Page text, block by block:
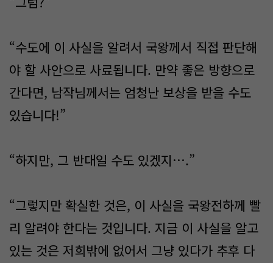
“수도에 이 사실을 알려서 국왕께서 직접 판단해
야 할 사안으로 사료됩니다. 만약 좋은 방향으로
간다면, 남작님께서는 엄청난 보상을 받을 수도
있습니다!”
“하지만, 그 반대일 수도 있겠지….”
“그렇지만 확실한 것은, 이 사실을 국왕전하께 빨
리 알려야 한다는 것입니다. 지금 이 사실을 알고
있는 것은 저희밖에 없어서 그냥 있다가 추후 다